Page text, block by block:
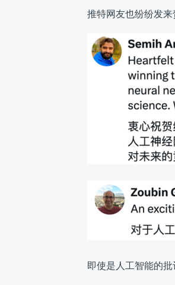
推特网友也纷纷发来
即使是人工智能的